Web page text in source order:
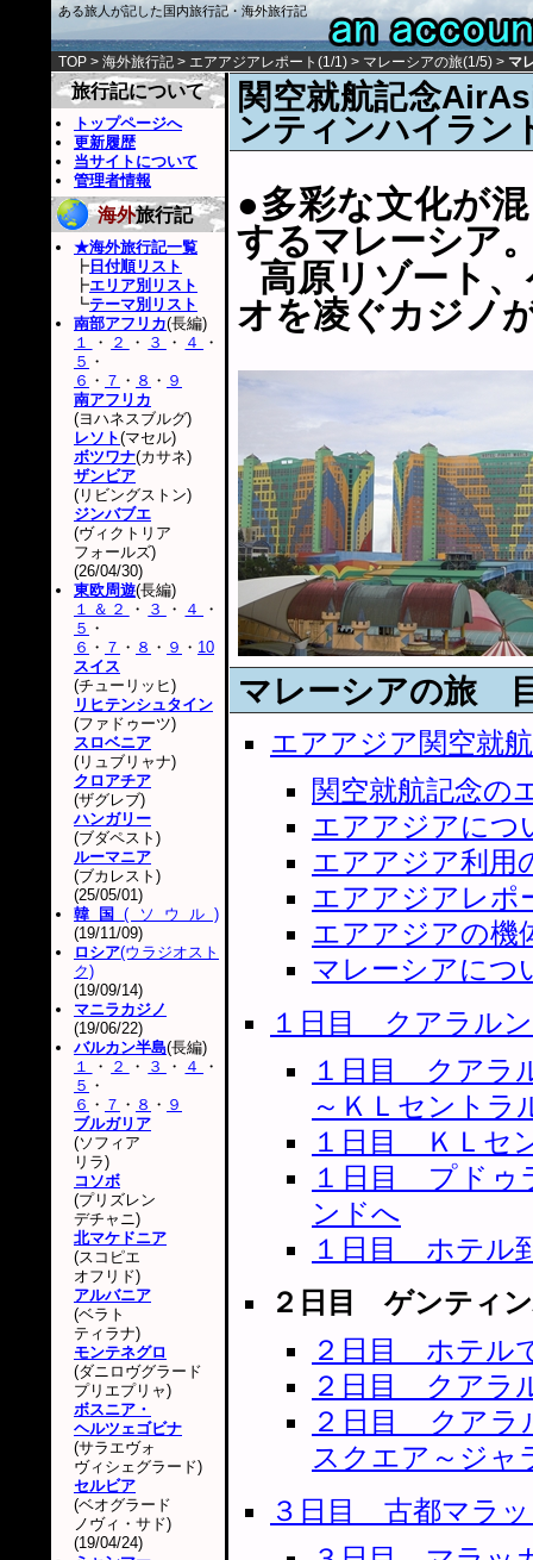
ある旅人が記した国内旅行記・海外旅行記
TOP > 海外旅行記 > エアアジアレポート(1/1) > マレーシアの旅(1/5) > マ
関空就航記念
ンティンハイラン
●多彩な文化が
するマレーシア
高原リゾート
オを凌ぐカジノ
マレーシアの旅
エアアジア関空就
関空就航記念の
エアアジアにつ
エアアジア利用
エアアジアレポ
エアアジアの機
マレーシアにつ
１日目 クアラル
１日目 クアラ
～ＫＬセントラ
１日目 ＫＬセ
１日目 プドゥ
ンドへ
１日目 ホテル
２日目 ゲンティ
２日目 ホテル
２日目 クアラ
２日目 クアラ
スクエア～ジャ
３日目 古都マラ
旅行記について
トップページへ
更新履歴
当サイトについて
管理者情報
海外旅行記
★海外旅行記一覧
┣ 日付順リスト
┣エリア別リスト
┗テーマ別リスト
南部アフリカ(長編)
１
・ ２ ・ ３ ・ ４
・
５ ・
６ ・ ７ ・ ８ ・ ９
南アフリカ
(ヨハネスブルグ)
レソト(マセル)
ボツワナ(カサネ)
ザンビア
(リビングストン)
ジンバブエ
(ヴィクトリア
フォールズ)
(26/04/30)
東欧周遊(長編)
１＆２
・ ３ ・ ４
・
５ ・
６ ・ ７ ・ ８ ・ ９ ・ 10
スイス
(チューリッヒ)
リヒテンシュタイン
(ファドゥーツ)
スロベニア
(リュブリャナ)
クロアチア
(ザグレブ)
ハンガリー
(ブダペスト)
ルーマニア
(ブカレスト)
(25/05/01)
韓国(ソウル)
(19/11/09)
ロシア(ウラジオスト
ク)
(19/09/14)
マニラカジノ
(19/06/22)
バルカン半島(長編)
１
・ ２ ・ ３ ・ ４
・
５ ・
６ ・ ７ ・ ８ ・ ９
ブルガリア
(ソフィア
リラ)
コソボ
(プリズレン
デチャニ)
北マケドニア
(スコピエ
オフリド)
アルバニア
(ベラト
ティラナ)
モンテネグロ
(ダニロヴグラード
プリエプリャ)
ボスニア・
ヘルツェゴビナ
(サラエヴォ
ヴィシェグラード)
セルビア
(ベオグラード
ノヴィ・サド)
(19/04/24)